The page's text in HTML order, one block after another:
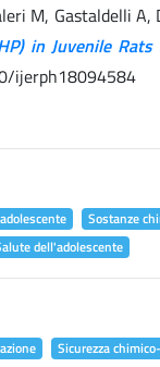
M, Gastaldelli
in Juvenile
ijerph18094584
Sostanze
dell'adolescente
Sicurezza